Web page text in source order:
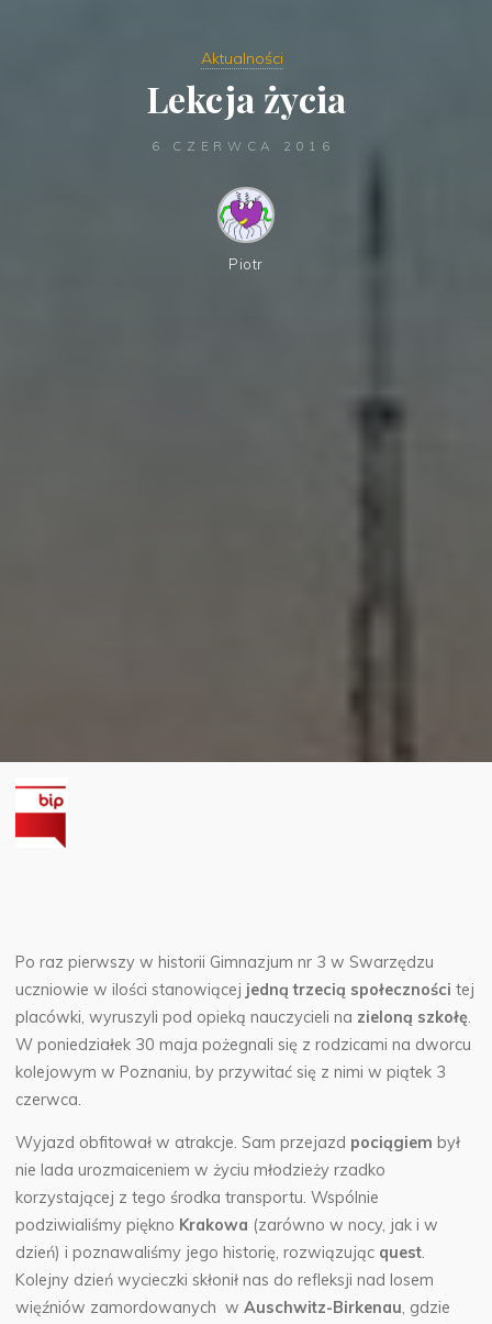
Aktualności
Lekcja życia
6 CZERWCA 2016
Piotr
Po raz pierwszy w historii Gimnazjum nr 3 w Swarzędzu
uczniowie w ilości stanowiącej jedną trzecią społeczności tej
placówki, wyruszyli pod opieką nauczycieli na zieloną szkołę.
W poniedziałek 30 maja pożegnali się z rodzicami na dworcu
kolejowym w Poznaniu, by przywitać się z nimi w piątek 3
czerwca.
Wyjazd obfitował w atrakcje. Sam przejazd pociągiem był
nie lada urozmaiceniem w życiu młodzieży rzadko
korzystającej z tego środka transportu. Wspólnie
podziwialiśmy piękno Krakowa (zarówno w nocy, jak i w
dzień) i poznawaliśmy jego historię, rozwiązując quest.
Kolejny dzień wycieczki skłonił nas do refleksji nad losem
więźniów zamordowanych wAuschwitz-Birkenau, gdzie